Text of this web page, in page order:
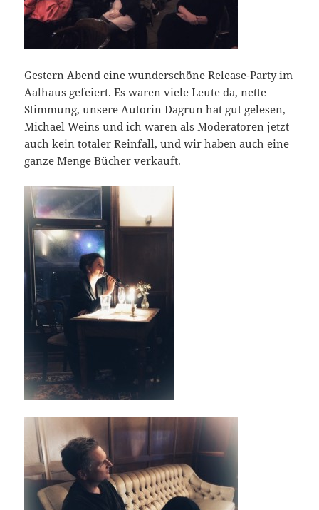
Gestern Abend eine wunderschöne Release-Party im
Aalhaus gefeiert. Es waren viele Leute da, nette
Stimmung, unsere Autorin Dagrun hat gut gelesen,
Michael Weins und ich waren als Moderatoren jetzt
auch kein totaler Reinfall, und wir haben auch eine
ganze Menge Bücher verkauft.